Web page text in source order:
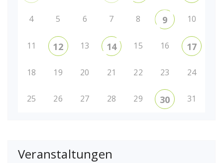
4 5 6 7 8 9 10
11 12 13 14 15 16 17
18 19 20 21 22 23 24
25 26 27 28 29 30 31
Veranstaltungen